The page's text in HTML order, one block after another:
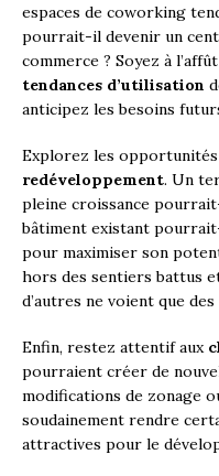
espaces de coworking
pourrait-il devenir un
commerce ? Soyez à
tendances d’utilisation
anticipez les besoins
Explorez les
redéveloppement. Un
pleine croissance
bâtiment existant
pour maximiser son
hors des sentiers battus
d’autres ne voient que
Enfin, restez attentif aux
pourraient créer de
modifications de zonage
soudainement rendre
attractives pour le